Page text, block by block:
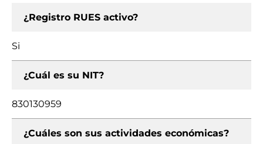
¿Registro RUES activo?
Si
¿Cuál es su NIT?
830130959
¿Cuáles son sus actividades económicas?